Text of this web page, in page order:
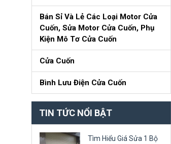
Bán Sỉ Và Lẻ Các Loại Motor Cửa
Cuốn, Sửa Motor Cửa Cuốn, Phụ
Kiện Mô Tơ Cửa Cuốn
Cửa Cuốn
Bình Lưu Điện Cửa Cuốn
TIN TỨC NỔI BẬT
Tìm Hiểu Giá Sửa 1 Bộ